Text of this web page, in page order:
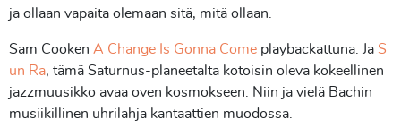
ja ollaan vapaita olemaan sitä, mitä ollaan.
Sam Cooken A Change Is Gonna Come playbackattuna. Ja S
un Ra, tämä Saturnus-planeetalta kotoisin oleva kokeellinen
jazzmuusikko avaa oven kosmokseen. Niin ja vielä Bachin
musiikillinen uhrilahja kantaattien muodossa.